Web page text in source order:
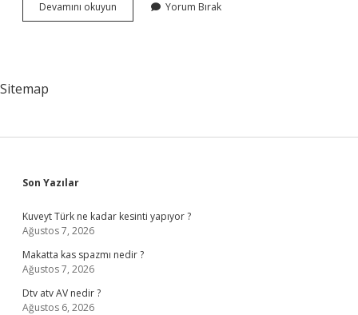
Devamını okuyun
En
Yorum Bırak
Sitemap
Sidebar
Son Yazılar
Kuveyt Türk ne kadar kesinti yapıyor ?
Ağustos 7, 2026
Makatta kas spazmı nedir ?
Ağustos 7, 2026
Dtv atv AV nedir ?
Ağustos 6, 2026